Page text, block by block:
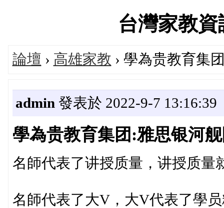
台灣家教
論壇 › 高雄家教 › 學為贵教育集
admin 發表於 2022-9-7 13:16:39
學為贵教育集团:雅思银河
名師代表了讲授质量，讲授质量
名師代表了大V，大V代表了學